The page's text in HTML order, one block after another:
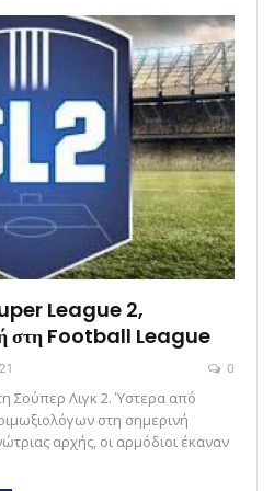
League 2,
στη Football League
0
Σούπερ Λιγκ 2. Ύστερα από
στη σημερινή
αρχής, οι αρμόδιοι έκαναν